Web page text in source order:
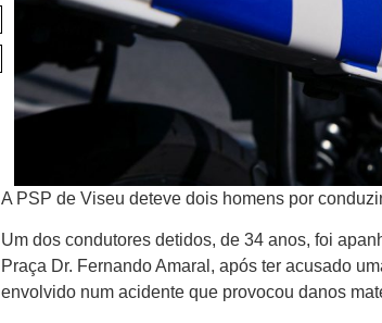
A PSP de Viseu deteve dois homens por
Um dos condutores detidos, de 34 anos, foi
Praça Dr. Fernando Amaral, após ter acusado
envolvido num acidente que provocou danos